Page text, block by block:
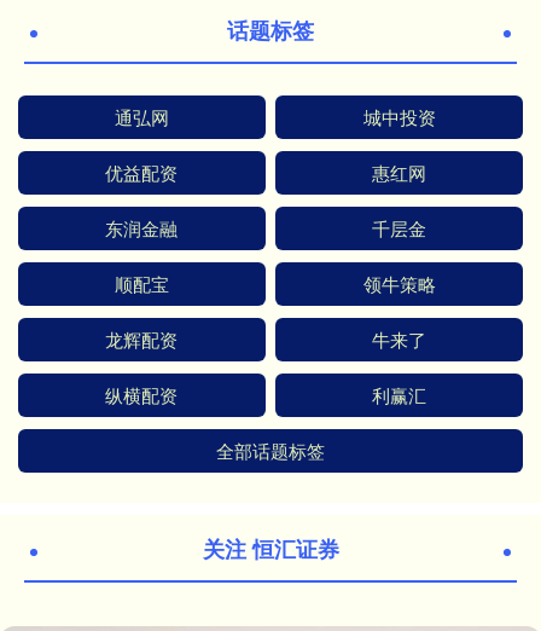
话题标签
通弘网 城中投资
优益配资 惠红网
东润金融 千层金
顺配宝 领牛策略
龙辉配资 牛来了
纵横配资 利赢汇
全部话题标签
关注 恒汇证券